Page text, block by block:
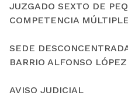
JUZGADO SEXTO DE
COMPETENCIA MÚLTIPLE
SEDE
BARRIO ALFONSO LÓPEZ
AVISO JUDICIAL